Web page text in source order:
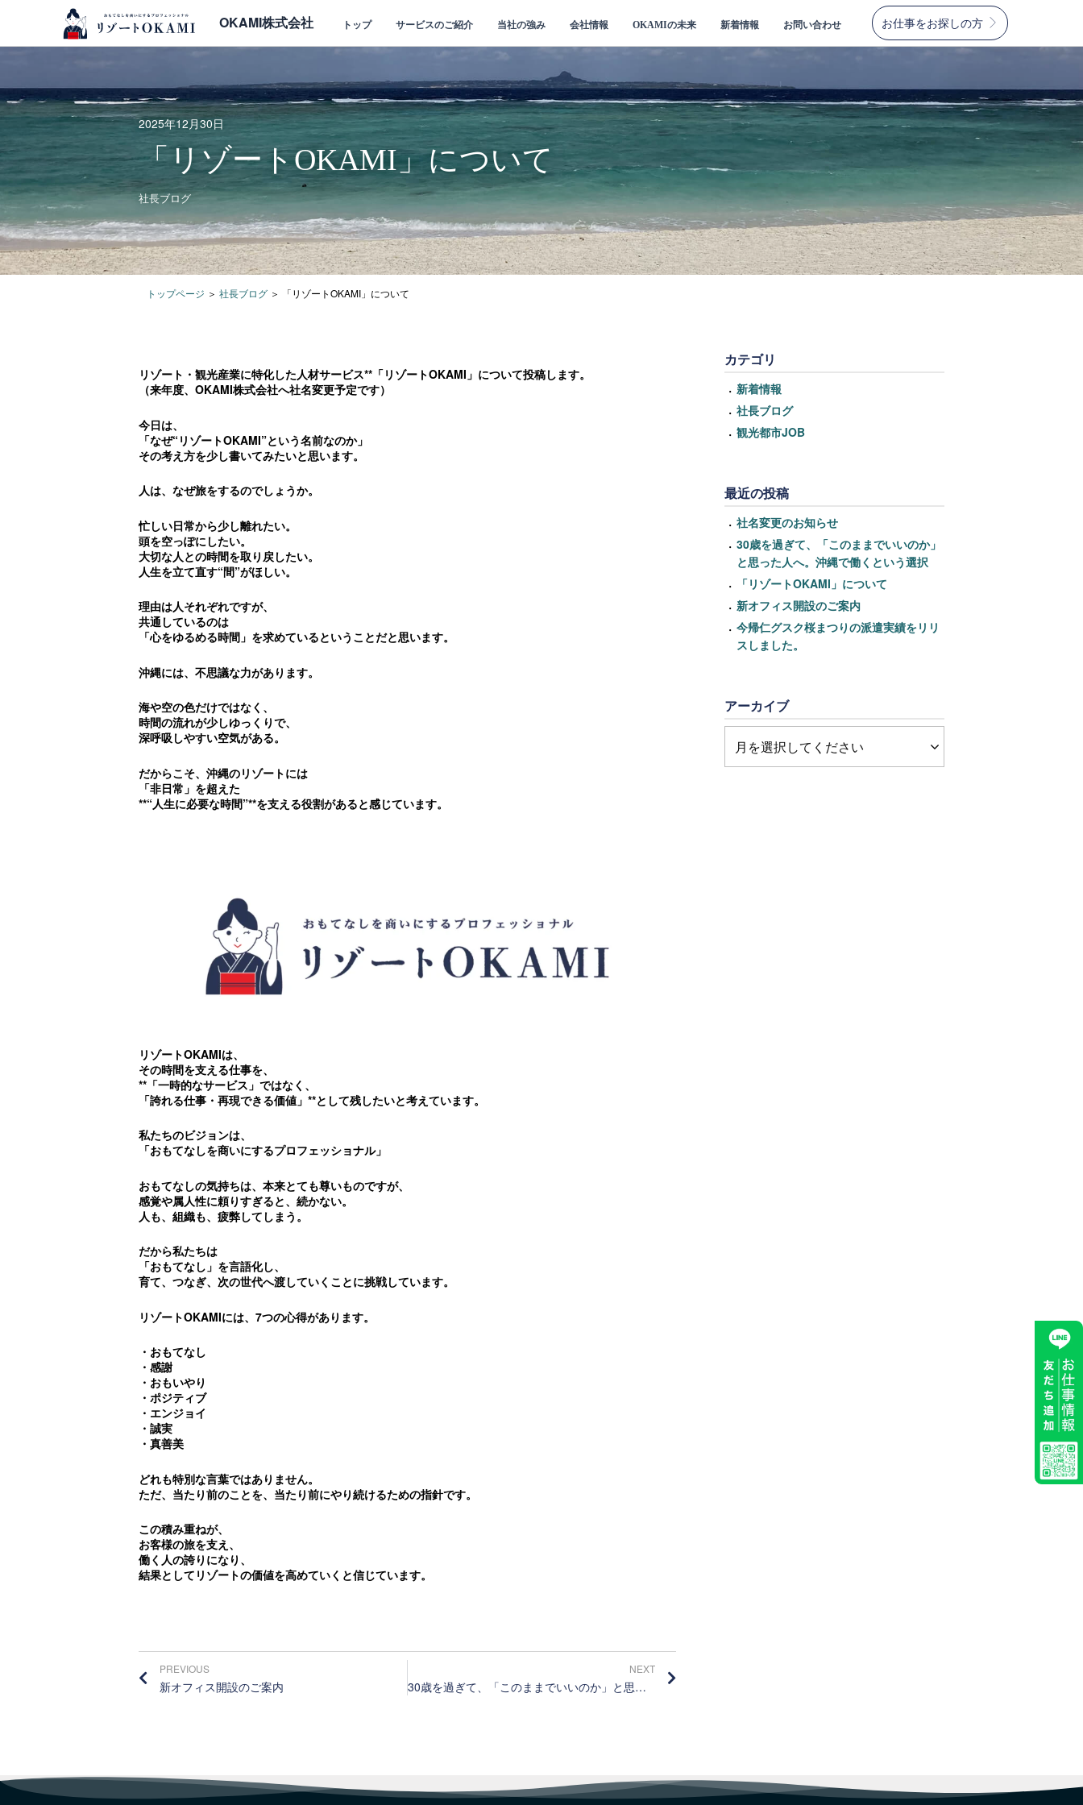
OKAMI株式会社 トップ サービスのご紹介 当社の強み 会社情報 OKAMIの未来 新着情報 お問い合わせ お仕事をお探しの方
2025年12月30日
「リゾートOKAMI」について
社長ブログ
トップページ ＞ 社長ブログ ＞ 「リゾートOKAMI」について
リゾート・観光産業に特化した人材サービス**「リゾートOKAMI」について投稿します。
（来年度、OKAMI株式会社へ社名変更予定です）
今日は、
「なぜ“リゾートOKAMI”という名前なのか」
その考え方を少し書いてみたいと思います。
人は、なぜ旅をするのでしょうか。
忙しい日常から少し離れたい。
頭を空っぽにしたい。
大切な人との時間を取り戻したい。
人生を立て直す“間”がほしい。
理由は人それぞれですが、
共通しているのは
「心をゆるめる時間」を求めているということだと思います。
沖縄には、不思議な力があります。
海や空の色だけではなく、
時間の流れが少しゆっくりで、
深呼吸しやすい空気がある。
だからこそ、沖縄のリゾートには
「非日常」を超えた
**“人生に必要な時間”**を支える役割があると感じています。
リゾートOKAMIは、
その時間を支える仕事を、
**「一時的なサービス」ではなく、
「誇れる仕事・再現できる価値」**として残したいと考えています。
私たちのビジョンは、
「おもてなしを商いにするプロフェッショナル」
おもてなしの気持ちは、本来とても尊いものですが、
感覚や属人性に頼りすぎると、続かない。
人も、組織も、疲弊してしまう。
だから私たちは
「おもてなし」を言語化し、
育て、つなぎ、次の世代へ渡していくことに挑戦しています。
リゾートOKAMIには、7つの心得があります。
・おもてなし
・感謝
・おもいやり
・ポジティブ
・エンジョイ
・誠実
・真善美
どれも特別な言葉ではありません。
ただ、当たり前のことを、当たり前にやり続けるための指針です。
この積み重ねが、
お客様の旅を支え、
働く人の誇りになり、
結果としてリゾートの価値を高めていくと信じています。
PREVIOUS
新オフィス開設のご案内
NEXT
30歳を過ぎて、「このままでいいのか」と思った人へ。沖縄で働くという選択
カテゴリ
新着情報
社長ブログ
観光都市JOB
最近の投稿
社名変更のお知らせ
30歳を過ぎて、「このままでいいのか」
と思った人へ。沖縄で働くという選択
「リゾートOKAMI」について
新オフィス開設のご案内
今帰仁グスク桜まつりの派遣実績をリリ
スしました。
アーカイブ